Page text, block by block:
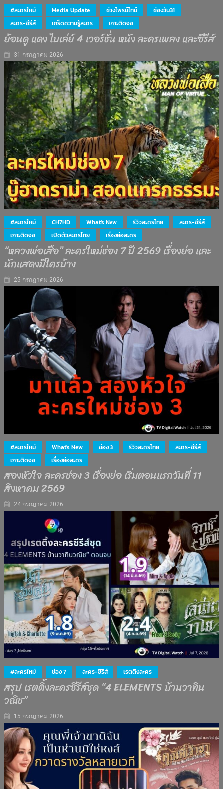
#ละครใหม่ Media Update ช่วงไพรม์ไทม์
ช่องวัน31
ละคร-ซีรีส์
เกร็ดความรู้ละคร เกาะติดจอ
ย้อนดู แดง ไบเล่ย์ 4 เวอร์ชั่น หนัง ละครเพลง และซีรีส์
31 กรกฎาคม 2026
#ละครใหม่ CH7HD What's New รีวิวละครไทย
ละคร-ซีรีส์
เกาะติดจอ
เปิดตัวละครไทย เรื่องย่อละคร
“หลวงพ่อเสือ” ละครใหม่ช่อง 7 ปี 2569 เรื่องย่อ และ
นักแสดงมีใครบ้าง
25 กรกฎาคม 2026
#ละครใหม่ What's New ช่อง 3 รีวิวละครไทย
ละคร-ซีรีส์
เกาะติดจอ
เรื่องย่อละคร
สองหัวใจ ละครช่อง 3 เรื่องย่อ เริ่มตอนแรกวันที่ 11
สิงหาคม 2569
24 กรกฎาคม 2026
#ละครใหม่ ช่อง 7 ละคร-ซีรีส์ เรตติงละคร
สรุป เรตติ้งละครซีรีส์ชุด “4 ELEMENTS บ้านวาทิน
วณิช”
15 กรกฎาคม 2026